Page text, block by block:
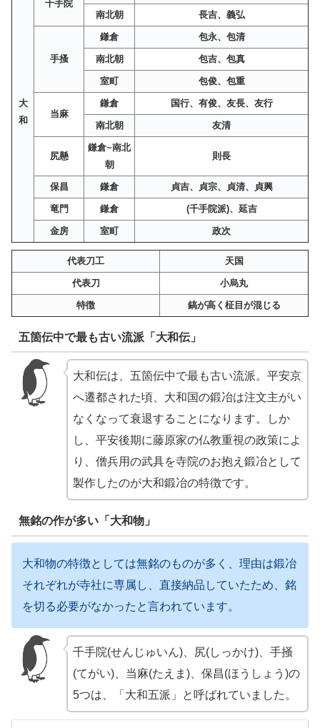
大
和
千手院
南北朝
長吉、義弘
手搔
鎌倉 包永、包清
南北朝 包吉、包真
室町 包俊、包重
当麻
鎌倉 国行、有俊、友長、友行
南北朝 友清
尻懸
鎌倉~南北
朝
則長
保昌 鎌倉 貞吉、貞宗、貞清、貞興
竜門 鎌倉 (千手院派)、延吉
金房 室町 政次
代表刀工 天国
代表刀 小烏丸
特徴 鎬が高く柾目が混じる
五箇伝中で最も古い流派「大和伝」
大和伝は、五箇伝中で最も古い流派。平安京
へ遷都された頃、大和国の鍛冶は注文主がい
なくなって衰退することになります。しか
し、平安後期に藤原家の仏教重視の政策によ
り、僧兵用の武具を寺院のお抱え鍛冶として
製作したのが大和鍛冶の特徴です。
無銘の作が多い「大和物」
大和物の特徴としては無銘のものが多く、理由は鍛冶
それぞれが寺社に専属し、直接納品していたため、銘
を切る必要がなかったと言われています。
千手院(せんじゅいん)、尻(しっかけ)、手掻
(てがい)、当麻(たえま)、保昌(ほうしょう)の
5つは、「大和五派」と呼ばれていました。